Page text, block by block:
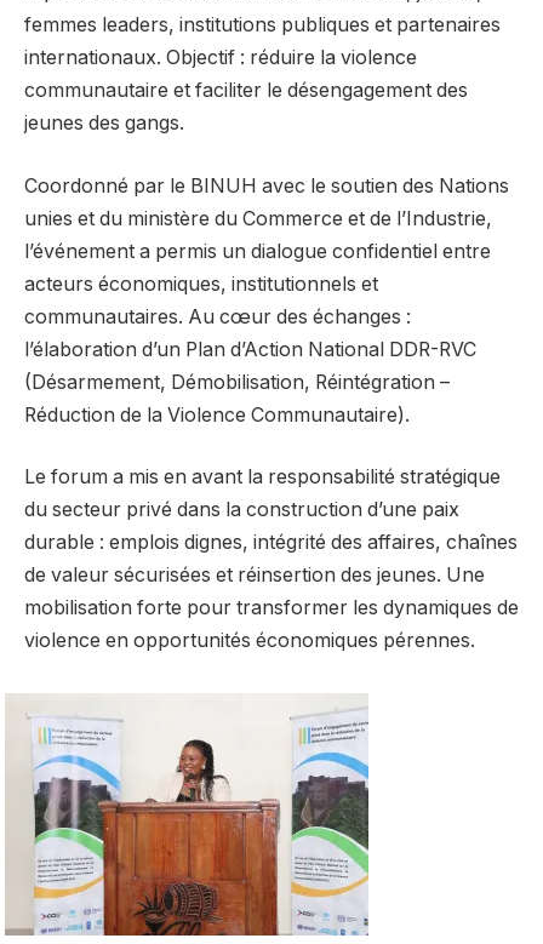
femmes leaders, institutions publiques et partenaires
internationaux. Objectif : réduire la violence
communautaire et faciliter le désengagement des
jeunes des gangs.
Coordonné par le BINUH avec le soutien des Nations
unies et du ministère du Commerce et de l’Industrie,
l’événement a permis un dialogue confidentiel entre
acteurs économiques, institutionnels et
communautaires. Au cœur des échanges :
l’élaboration d’un Plan d’Action National DDR-RVC
(Désarmement, Démobilisation, Réintégration –
Réduction de la Violence Communautaire).
Le forum a mis en avant la responsabilité stratégique
du secteur privé dans la construction d’une paix
durable : emplois dignes, intégrité des affaires, chaînes
de valeur sécurisées et réinsertion des jeunes. Une
mobilisation forte pour transformer les dynamiques de
violence en opportunités économiques pérennes.